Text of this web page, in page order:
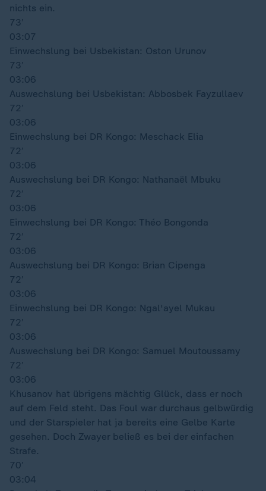
nichts ein.
73′
03:07
Einwechslung bei Usbekistan: Oston Urunov
73′
03:06
Auswechslung bei Usbekistan: Abbosbek Fayzullaev
72′
03:06
Einwechslung bei DR Kongo: Meschack Elia
72′
03:06
Auswechslung bei DR Kongo: Nathanaël Mbuku
72′
03:06
Einwechslung bei DR Kongo: Théo Bongonda
72′
03:06
Auswechslung bei DR Kongo: Brian Cipenga
72′
03:06
Einwechslung bei DR Kongo: Ngal'ayel Mukau
72′
03:06
Auswechslung bei DR Kongo: Samuel Moutoussamy
72′
03:06
Khusanov hat übrigens mächtig Glück, dass er noch
auf dem Feld steht. Das Foul war durchaus gelbwürdig
und der Starspieler hat ja bereits eine Gelbe Karte
gesehen. Doch Zwayer beließ es bei der einfachen
Strafe.
70′
03:04